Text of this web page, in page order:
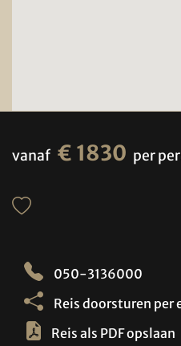
vanaf € 1830 per
050-3136000
Reis doorsturen per
Reis als PDF opslaan